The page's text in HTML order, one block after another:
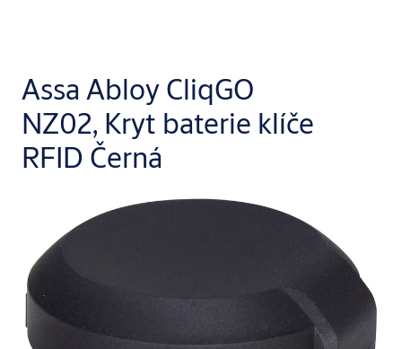
Assa Abloy CliqGO
NZ02, Kryt baterie klíče
RFID Černá